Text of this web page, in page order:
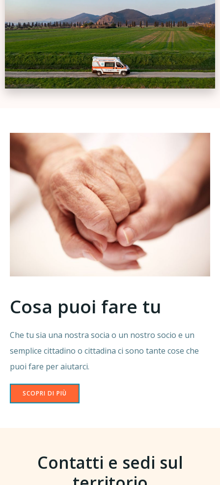
Cosa puoi fare tu
Che tu sia una nostra socia o un nostro socio e un
semplice cittadino o cittadina ci sono tante cose che
puoi fare per aiutarci.
SCOPRI DI PIÙ
Contatti e sedi sul